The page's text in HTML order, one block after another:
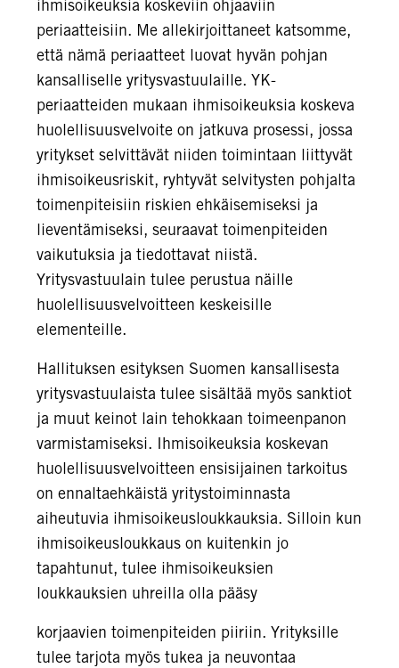
ihmisoikeuksia koskeviin ohjaaviin
periaatteisiin. Me allekirjoittaneet katsomme,
että nämä periaatteet luovat hyvän pohjan
kansalliselle yritysvastuulaille. YK-
periaatteiden mukaan ihmisoikeuksia koskeva
huolellisuusvelvoite on jatkuva prosessi, jossa
yritykset selvittävät niiden toimintaan liittyvät
ihmisoikeusriskit, ryhtyvät selvitysten pohjalta
toimenpiteisiin riskien ehkäisemiseksi ja
lieventämiseksi, seuraavat toimenpiteiden
vaikutuksia ja tiedottavat niistä.
Yritysvastuulain tulee perustua näille
huolellisuusvelvoitteen keskeisille
elementeille.
Hallituksen esityksen Suomen kansallisesta
yritysvastuulaista tulee sisältää myös sanktiot
ja muut keinot lain tehokkaan toimeenpanon
varmistamiseksi. Ihmisoikeuksia koskevan
huolellisuusvelvoitteen ensisijainen tarkoitus
on ennaltaehkäistä yritystoiminnasta
aiheutuvia ihmisoikeusloukkauksia. Silloin kun
ihmisoikeusloukkaus on kuitenkin jo
tapahtunut, tulee ihmisoikeuksien
loukkauksien uhreilla olla pääsy
korjaavien toimenpiteiden piiriin. Yrityksille
tulee tarjota myös tukea ja neuvontaa